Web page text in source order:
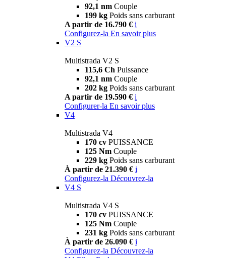
92,1 nm Couple
199 kg Poids sans carburant
A partir de 16.790 € i
Configurez-la En savoir plus
V2 S
Multistrada V2 S
115,6 Ch Puissance
92,1 nm Couple
202 kg Poids sans carburant
A partir de 19.590 € i
Configurer-la En savoir plus
V4
Multistrada V4
170 cv PUISSANCE
125 Nm Couple
229 kg Poids sans carburant
À partir de 21.390 € i
Configurez-la Découvrez-la
V4 S
Multistrada V4 S
170 cv PUISSANCE
125 Nm Couple
231 kg Poids sans carburant
À partir de 26.090 € i
Configurez-la Découvrez-la